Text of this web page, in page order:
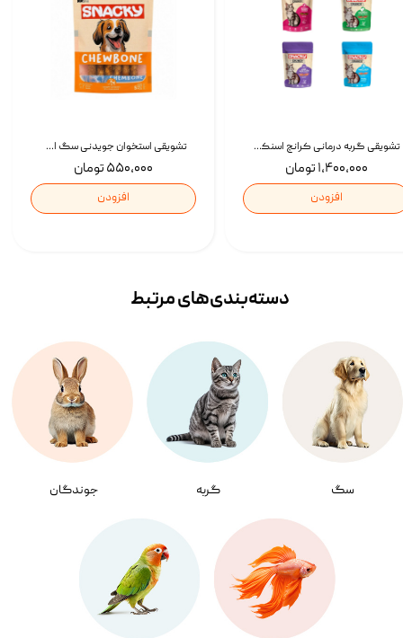
تشویقی استخوان جویدنی سگ اسنکی کرانچی با طعم مرغ Snacky Crunchy Munchy وزن 100 گرم
۵۵۰,۰۰۰ تومان
افزودن
تشویقی گربه درمانی کرانچ اسنکی با طعم میکس Snacky Crunch Cat Treats وزن 60 گرم بسته 4 عددی
۱,۴۰۰,۰۰۰ تومان
افزودن
سگ گربه جوندگان
دسته‌بندی‌‌های مرتبط